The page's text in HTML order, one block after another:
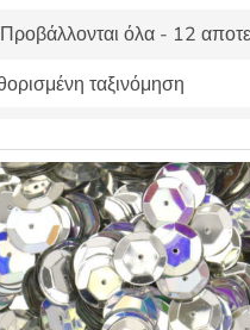
Προβάλλονται όλα - 12